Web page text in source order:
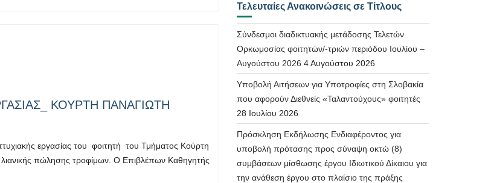
ΚΟΥΡΤΗ ΠΑΝΑΓΙΩΤΗ
εργασίας του φοιτητή του Τμήματος Κούρτη
πώλησης τροφίμων. Ο Επιβλέπων Καθηγητής
Τελευταίες Ανακοινώσεις σε Τίτλους
Σύνδεσμοι διαδικτυακής μετάδοσης Τελετών
Ορκωμοσίας φοιτητών/-τριών περιόδου Ιουλίου –
Αυγούστου 2026 4 Αυγούστου 2026
Υποβολή Αιτήσεων για Υποτροφίες στη Σλοβακία
που αφορούν Διεθνείς «Ταλαντούχους» φοιτητές
28 Ιουλίου 2026
Πρόσκληση Εκδήλωσης Ενδιαφέροντος για
υποβολή πρότασης προς σύναψη οκτώ (8)
συμβάσεων μίσθωσης έργου Ιδιωτικού Δίκαιου για
την ανάθεση έργου στο πλαίσιο της πράξης